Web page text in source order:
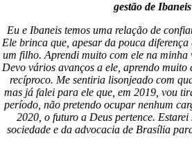
gestão de
Eu e Ibaneis temos uma relação de
Ele brinca que, apesar da pouca diferença
um filho. Aprendi muito com ele na minha
Devo vários avanços a ele, aprendo muito
recíproco. Me sentiria lisonjeado com
mas já falei para ele que, em 2019, vou
período, não pretendo ocupar nenhum
2020, o futuro a Deus pertence.
sociedade e da advocacia de Brasília